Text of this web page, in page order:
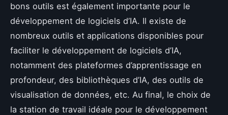
bons outils est également importante pour le
développement de logiciels d’IA. Il existe de
nombreux outils et applications disponibles pour
faciliter le développement de logiciels d’IA,
notamment des plateformes d’apprentissage en
profondeur, des bibliothèques d’IA, des outils de
visualisation de données, etc. Au final, le choix de
la station de travail idéale pour le développement